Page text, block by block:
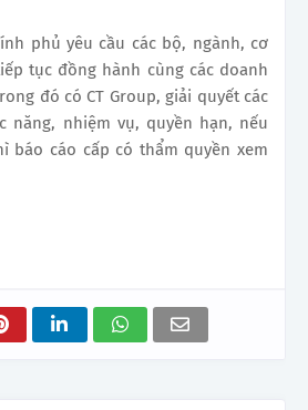
phủ yêu cầu các bộ, ngành, cơ
tục đồng hành cùng các doanh
đó có CT Group, giải quyết các
năng, nhiệm vụ, quyền hạn, nếu
báo cáo cấp có thẩm quyền xem